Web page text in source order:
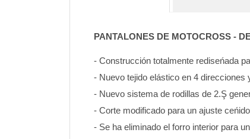
PANTALONES DE MOTOCROSS -
- Construcción totalmente rediseńada
- Nuevo tejido elástico en 4 direcciones
- Nuevo sistema de rodillas de 2.Ş
- Corte modificado para un ajuste ceńido
- Se ha eliminado el forro interior para